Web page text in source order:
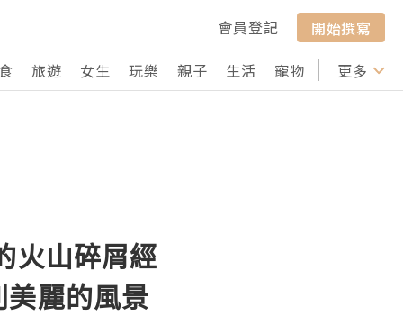
會員登記
開始撰寫
旅遊 女生 玩樂 親子 生活 寵物 行山 打卡
更多
火山碎屑經
麗的風景